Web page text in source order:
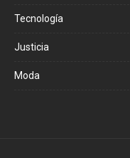
Tecnología
Justicia
Moda